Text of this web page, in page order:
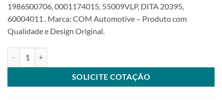
1986S00706, 0001174015, 55009VLP, DITA 20395,
60004011 . Marca: COM Automotive – Produto com
Qualidade e Design Original.
SOLICITE COTAÇÃO